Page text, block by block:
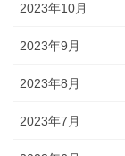
2023年10月
2023年9月
2023年8月
2023年7月